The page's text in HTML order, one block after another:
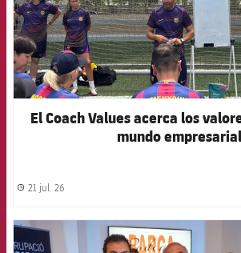
El Coach Values acerca los
mundo empresarial
label.share.clock
21 jul. 26
FCB